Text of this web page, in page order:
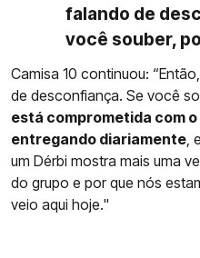
falando de
você souber,
Camisa 10 continuou:
de desconfiança. Se você
está comprometida com
entregando diariamente,
um Dérbi mostra mais uma
do grupo e por que nós
veio aqui hoje."